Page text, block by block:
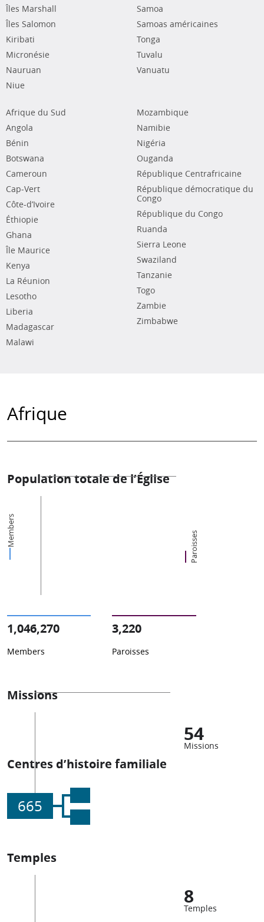
Îles Marshall
Îles Salomon
Kiribati
Micronésie
Nauruan
Niue
Samoa
Samoas américaines
Tonga
Tuvalu
Vanuatu
Afrique du Sud
Angola
Bénin
Botswana
Cameroun
Cap-Vert
Côte-d’Ivoire
Éthiopie
Ghana
Île Maurice
Kenya
La Réunion
Lesotho
Liberia
Madagascar
Malawi
Mozambique
Namibie
Nigéria
Ouganda
République Centrafricaine
République démocratique du
Congo
République du Congo
Ruanda
Sierra Leone
Swaziland
Tanzanie
Togo
Zambie
Zimbabwe
Afrique
Population totale de l’Église
Members Paroisses
1,046,270
Members
3,220
Paroisses
Missions
54
Missions
Centres d’histoire familiale
665
Temples
8
Temples